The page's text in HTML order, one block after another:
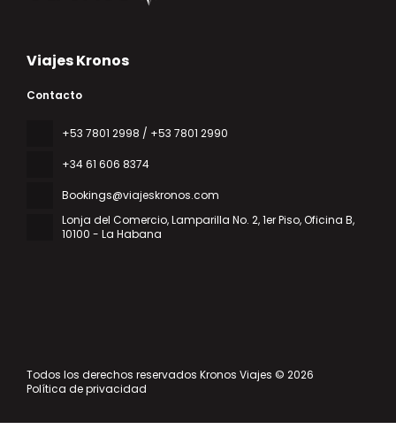
Viajes Kronos
Contacto
‎+53 7801 2998 / +53 7801 2990
+34 61 606 8374
Bookings@viajeskronos.com
Lonja del Comercio, Lamparilla No. 2, 1er Piso, Oficina B,
10100 - La Habana
Todos los derechos reservados Kronos Viajes © 2026
Política de privacidad